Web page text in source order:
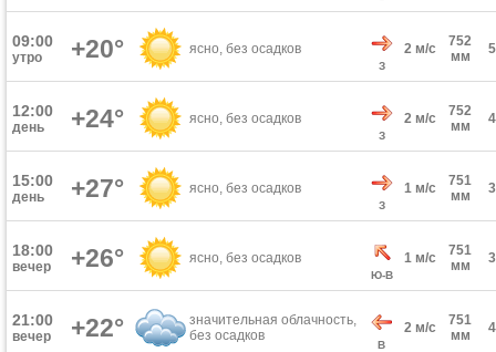
09:00
утро +20° ясно, без осадков
З
2 м/с
752
мм
12:00
день +24° ясно, без осадков
З
2 м/с
752
мм
15:00
день +27° ясно, без осадков
З
1 м/с
751
мм
18:00
вечер +26° ясно, без осадков
Ю-В
1 м/с
751
мм
21:00
вечер +22°
значительная облачность,
без осадков
В
2 м/с
751
мм